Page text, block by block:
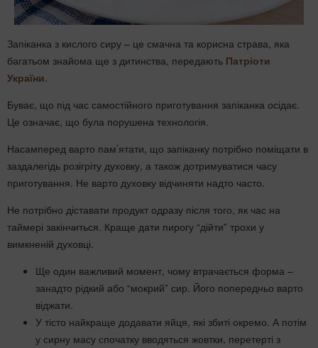
Запіканка з кислого сиру – це смачна та корисна страва, яка
багатьом знайома ще з дитинства, передають Патріоти
України.
Буває, що під час самостійного приготування запіканка осідає.
Це означає, що була порушена технологія.
Насамперед варто пам’ятати, що запіканку потрібно поміщати в
заздалегідь розігріту духовку, а також дотримуватися часу
приготування. Не варто духовку відчиняти надто часто.
Не потрібно діставати продукт одразу після того, як час на
таймері закінчиться. Краще дати пирогу “дійти” трохи у
вимкненій духовці.
Ще один важливий момент, чому втрачається форма –
занадто рідкий або “мокрий” сир. Його попередньо варто
віджати.
У тісто найкраще додавати яйця, які збиті окремо. А потім
у сирну масу спочатку вводяться жовтки, перетерті з